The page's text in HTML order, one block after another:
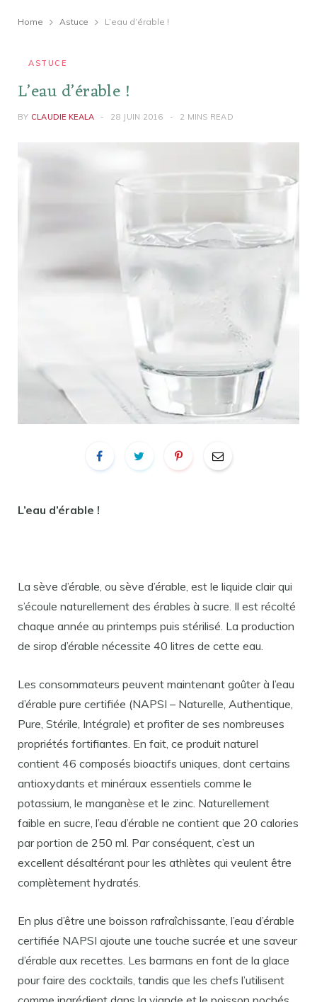
Home Astuce L’eau d’érable !
ASTUCE
L’eau d’érable !
BY CLAUDIE KEALA 28 JUIN 2016 2 MINS READ
L’eau d’érable !
La sève d’érable, ou sève d’érable, est le liquide clair qui
s’écoule naturellement des érables à sucre. Il est récolté
chaque année au printemps puis stérilisé. La production
de sirop d’érable nécessite 40 litres de cette eau.
Les consommateurs peuvent maintenant goûter à l’eau
d’érable pure certifiée (NAPSI – Naturelle, Authentique,
Pure, Stérile, Intégrale) et profiter de ses nombreuses
propriétés fortifiantes. En fait, ce produit naturel
contient 46 composés bioactifs uniques, dont certains
antioxydants et minéraux essentiels comme le
potassium, le manganèse et le zinc. Naturellement
faible en sucre, l’eau d’érable ne contient que 20 calories
par portion de 250 ml. Par conséquent, c’est un
excellent désaltérant pour les athlètes qui veulent être
complètement hydratés.
En plus d’être une boisson rafraîchissante, l’eau d’érable
certifiée NAPSI ajoute une touche sucrée et une saveur
d’érable aux recettes. Les barmans en font de la glace
pour faire des cocktails, tandis que les chefs l’utilisent